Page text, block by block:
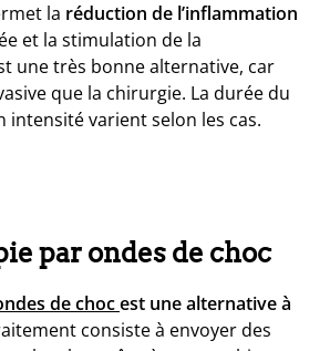
la réduction de l’inflammation
et la stimulation de la
une très bonne alternative, car
que la chirurgie. La durée du
varient selon les cas.
par ondes de choc
de chocest une alternative à
consiste à envoyer des